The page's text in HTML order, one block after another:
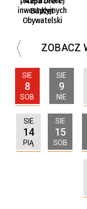
inwestycyjnych
Budżet
Obywatelski
ZOBACZ
SIE
8
SOB
SIE
9
NIE
SIE
14
PIĄ
SIE
15
SOB